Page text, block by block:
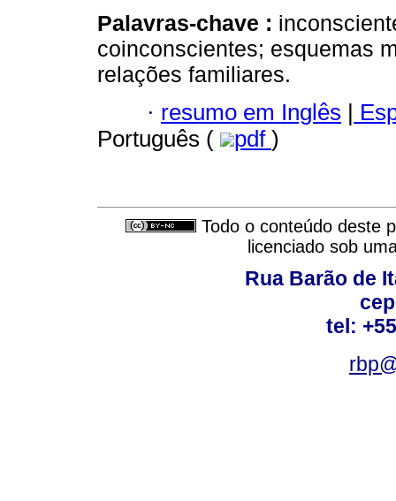
Palavras-chave :
coinconscientes; esquemas
relações familiares.
· resumo em Inglês |
Português (
pdf )
Todo o conteúdo deste
licenciado sob
Rua Barão de
tel: